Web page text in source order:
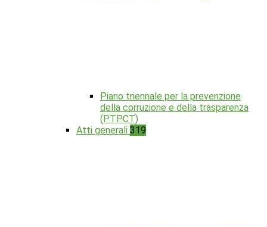
Piano triennale per la prevenzione
della corruzione e della trasparenza
(PTPCT)
Atti generali 319